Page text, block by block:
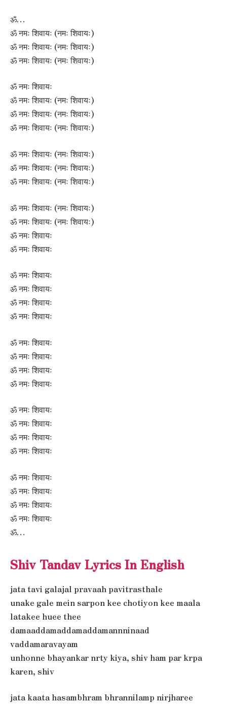
ॐ…
ॐ नमः शिवायः (नमः शिवायः)
ॐ नमः शिवायः (नमः शिवायः)
ॐ नमः शिवायः (नमः शिवायः)
ॐ नमः शिवायः
ॐ नमः शिवायः (नमः शिवायः)
ॐ नमः शिवायः (नमः शिवायः)
ॐ नमः शिवायः (नमः शिवायः)
ॐ नमः शिवायः (नमः शिवायः)
ॐ नमः शिवायः (नमः शिवायः)
ॐ नमः शिवायः (नमः शिवायः)
ॐ नमः शिवायः (नमः शिवायः)
ॐ नमः शिवायः (नमः शिवायः)
ॐ नमः शिवायः
ॐ नमः शिवायः
ॐ नमः शिवायः
ॐ नमः शिवायः
ॐ नमः शिवायः
ॐ नमः शिवायः
ॐ नमः शिवायः
ॐ नमः शिवायः
ॐ नमः शिवायः
ॐ नमः शिवायः
ॐ नमः शिवायः
ॐ नमः शिवायः
ॐ नमः शिवायः
ॐ नमः शिवायः
ॐ नमः शिवायः
ॐ नमः शिवायः
ॐ नमः शिवायः
ॐ नमः शिवायः
ॐ…
Shiv Tandav Lyrics In English
jata tavi galajal pravaah pavitrasthale
unake gale mein sarpon kee chotiyon kee maala
latakee huee thee
damaaddamaddamaddamannninaad
vaddamaravayam
unhonne bhayankar nrty kiya, shiv ham par krpa
karen, shiv
jata kaata hasambhram bhrannilamp nirjharee